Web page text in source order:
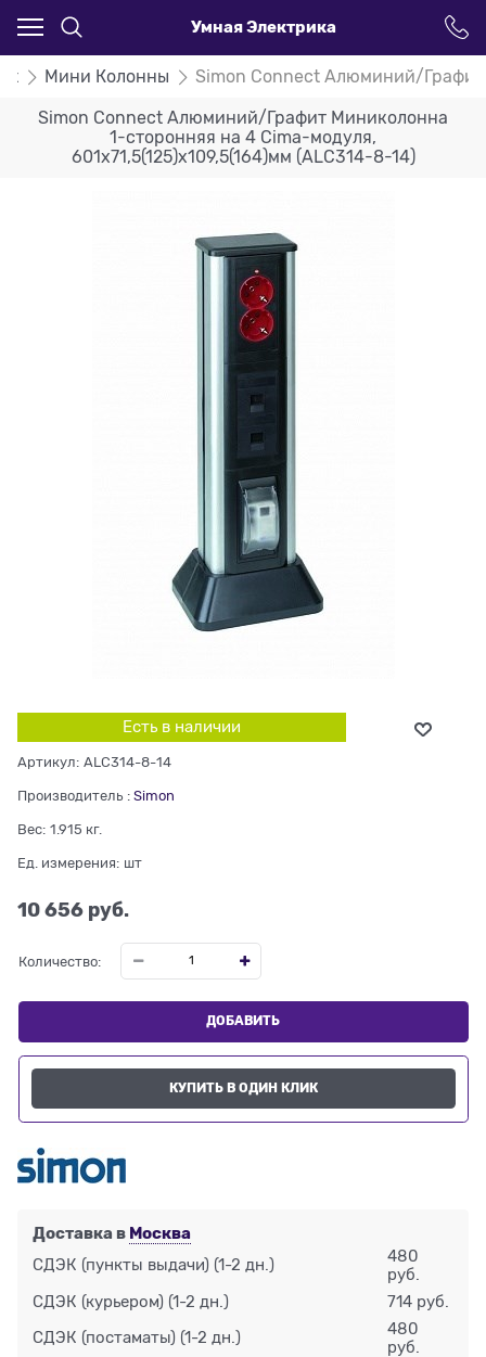
Умная Электрика
Мини Колонны Simon Connect Алюминий/Графит
Simon Connect Алюминий/Графит Миниколонна
1-сторонняя на 4 Cima-модуля,
601х71,5(125)х109,5(164)мм (ALC314-8-14)
Есть в наличии
Артикул: ALC314-8-14
Производитель : Simon
Вес: 1.915 кг.
Ед. измерения: шт
10 656 руб.
Количество:
ДОБАВИТЬ
КУПИТЬ В ОДИН КЛИК
Доставка в Москва
СДЭК (пункты выдачи) (1-2 дн.)
480
руб.
СДЭК (курьером) (1-2 дн.) 714 руб.
СДЭК (постаматы) (1-2 дн.)
480
руб.